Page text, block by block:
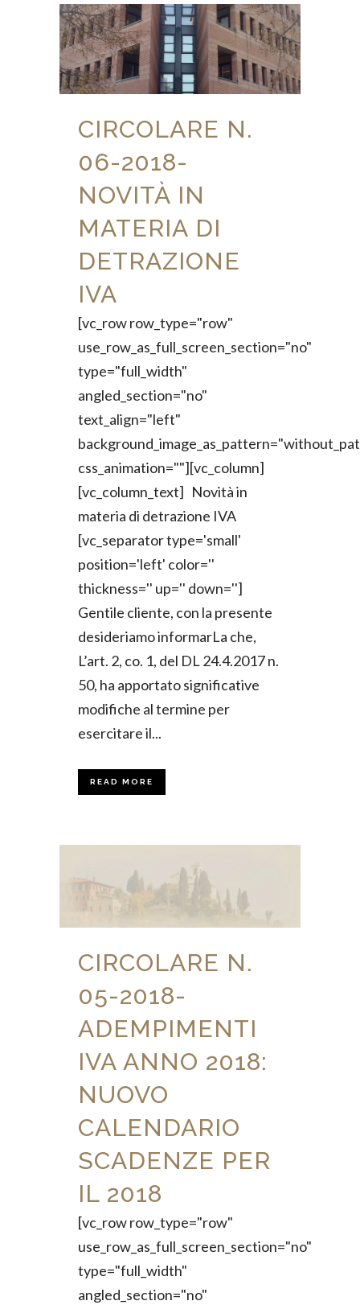
CIRCOLARE N.
06-2018-
NOVITÀ IN
MATERIA DI
DETRAZIONE
IVA
[vc_row row_type="row"
use_row_as_full_screen_section="no"
type="full_width"
angled_section="no"
text_align="left"
css_animation=""][vc_column]
[vc_column_text] Novità in
materia di detrazione IVA
[vc_separator type='small'
position='left' color=''
thickness='' up='' down='']
Gentile cliente, con la presente
desideriamo informarLa che,
L’art. 2, co. 1, del DL 24.4.2017 n.
50, ha apportato significative
modifiche al termine per
esercitare il...
READ MORE
CIRCOLARE N.
05-2018-
ADEMPIMENTI
IVA ANNO 2018:
NUOVO
CALENDARIO
SCADENZE PER
IL 2018
[vc_row row_type="row"
use_row_as_full_screen_section="no"
type="full_width"
angled_section="no"